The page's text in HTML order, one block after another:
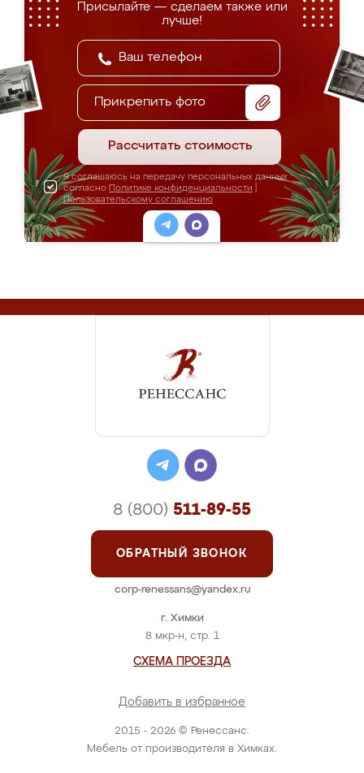
Присылайте — сделаем также или
лучше!
Прикрепить фото
Рассчитать стоимость
Я соглашаюсь на передачу персональных данных
согласно Политике конфиденциальности
Пользовательскому соглашению
2015 - 2026 © Ренессанс.
Мебель от производителя в Химках.
г. Химки
8 мкр-н, стр. 1
СХЕМА ПРОЕЗДА
Добавить в избранное
8 (800) 511-89-55
ОБРАТНЫЙ ЗВОНОК
corp-renessans@yandex.ru